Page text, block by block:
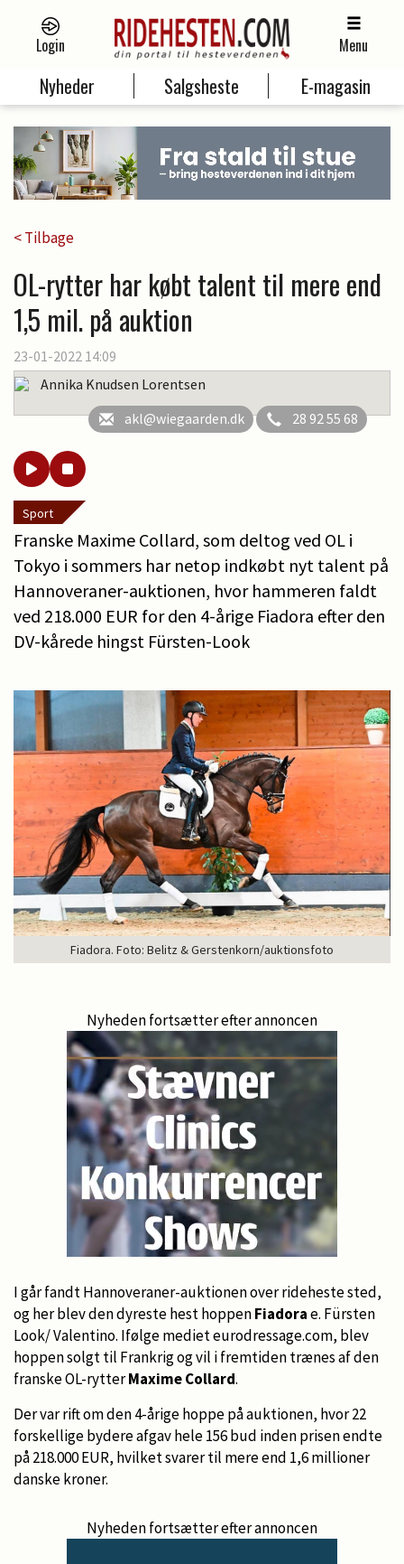
Login Menu
Nyheder Salgsheste E-magasin
< Tilbage
OL-rytter har købt talent til mere end
1,5 mil. på auktion
23-01-2022 14:09
Annika Knudsen Lorentsen
akl@wiegaarden.dk
28 92 55 68
Sport
Franske Maxime Collard, som deltog ved OL i
Tokyo i sommers har netop indkøbt nyt talent på
Hannoveraner-auktionen, hvor hammeren faldt
ved 218.000 EUR for den 4-årige Fiadora efter den
DV-kårede hingst Fürsten-Look
Fiadora. Foto: Belitz & Gerstenkorn/auktionsfoto
Nyheden fortsætter efter annoncen
I går fandt Hannoveraner-auktionen over rideheste sted,
og her blev den dyreste hest hoppenFiadorae. Fürsten
Look/ Valentino. Ifølge mediet eurodressage.com, blev
hoppen solgt til Frankrig og vil i fremtiden trænes af den
franske OL-rytterMaxime Collard.
Der var rift om den 4-årige hoppe på auktionen, hvor 22
forskellige bydere afgav hele 156 bud inden prisen endte
på 218.000 EUR, hvilket svarer til mere end 1,6 millioner
danske kroner.
Nyheden fortsætter efter annoncen